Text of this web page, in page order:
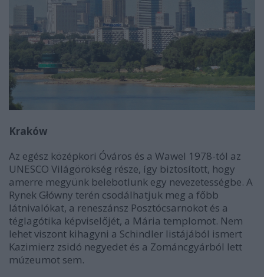
Kraków
Az egész középkori Óváros és a Wawel 1978-tól az
UNESCO Világörökség része, így biztosított, hogy
amerre megyünk belebotlunk egy nevezetességbe. A
Rynek Główny terén csodálhatjuk meg a főbb
látnivalókat, a reneszánsz Posztócsarnokot és a
téglagótika képviselőjét, a Mária templomot. Nem
lehet viszont kihagyni a Schindler listájából ismert
Kazimierz zsidó negyedet és a Zománcgyárból lett
múzeumot sem.